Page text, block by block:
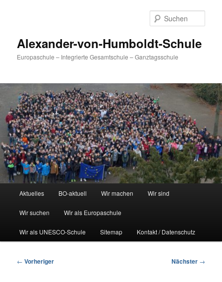
Alexander-von-Humboldt-Schule
Europaschule – Integrierte Gesamtschule – Ganztagsschule
Aktuelles BO-aktuell Wir machen Wir sind
Wir suchen Wir als Europaschule
Wir als UNESCO-Schule Sitemap Kontakt / Datenschutz
Beitragsnavigation
← Vorheriger Nächster →